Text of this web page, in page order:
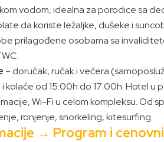
vodom, idealna za porodice sa
da koriste ležaljke, dušeke i
prilagođene osobama sa
– doručak, ručak i večera
kolače od 15:00h do 17:00h. Hotel
Wi-Fi u celom kompleksu. Od
ronjenje, snorkeling, kitesurfing.
→ Program i